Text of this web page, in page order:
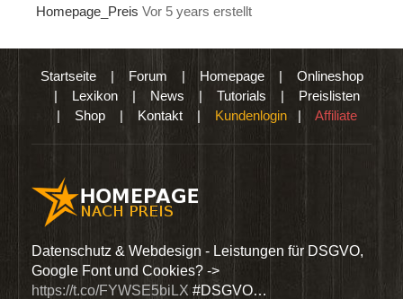
Homepage_Preis Vor 5 years erstellt
Startseite| Forum | Homepage| Onlineshop
| Lexikon | News | Tutorials | Preislisten
| Shop | Kontakt | Kundenlogin | Affiliate
Datenschutz & Webdesign - Leistungen für DSGVO,
Google Font und Cookies? ->
https://t.co/FYWSE5biLX #DSGVO…